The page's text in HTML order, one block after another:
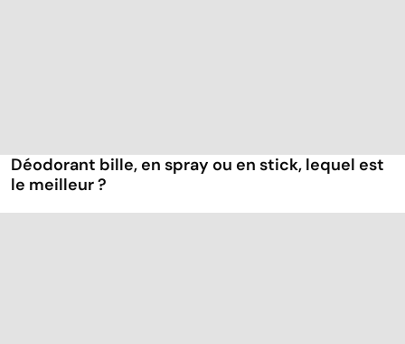
Déodorant bille, en spray ou en stick, lequel est
le meilleur ?